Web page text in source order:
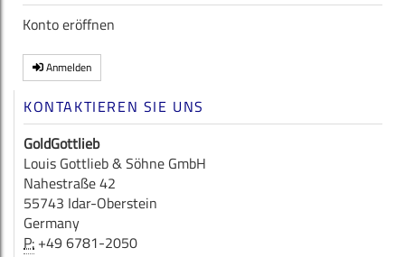
Konto eröffnen
Anmelden
KONTAKTIEREN SIE UNS
GoldGottlieb
Louis Gottlieb & Söhne GmbH
Nahestraße 42
55743 Idar-Oberstein
Germany
P: +49 6781-2050